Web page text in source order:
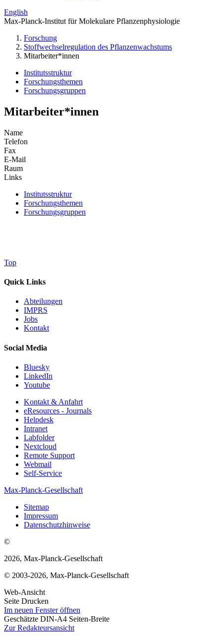
English
Max-Planck-Institut für Molekulare Pflanzenphysiologie
Forschung
Stoffwechselregulation des Pflanzenwachstums
Mitarbeiter*innen
Institutsstruktur
Forschungsthemen
Forschungsgruppen
Mitarbeiter*innen
Name
Telefon
Fax
E-Mail
Raum
Links
Institutsstruktur
Forschungsthemen
Forschungsgruppen
Top
Quick Links
Abteilungen
IMPRS
Jobs
Kontakt
Social Media
Bluesky
LinkedIn
Youtube
Kontakt & Anfahrt
eResources - Journals
Helpdesk
Intranet
Labfolder
Nextcloud
Remote Support
Webmail
Self-Service
Max-Planck-Gesellschaft
Sitemap
Impressum
Datenschutzhinweise
©
2026, Max-Planck-Gesellschaft
© 2003-2026, Max-Planck-Gesellschaft
Web-Ansicht
Seite Drucken
Im neuen Fenster öffnen
Geschätzte DIN-A4 Seiten-Breite
Zur Redakteursansicht